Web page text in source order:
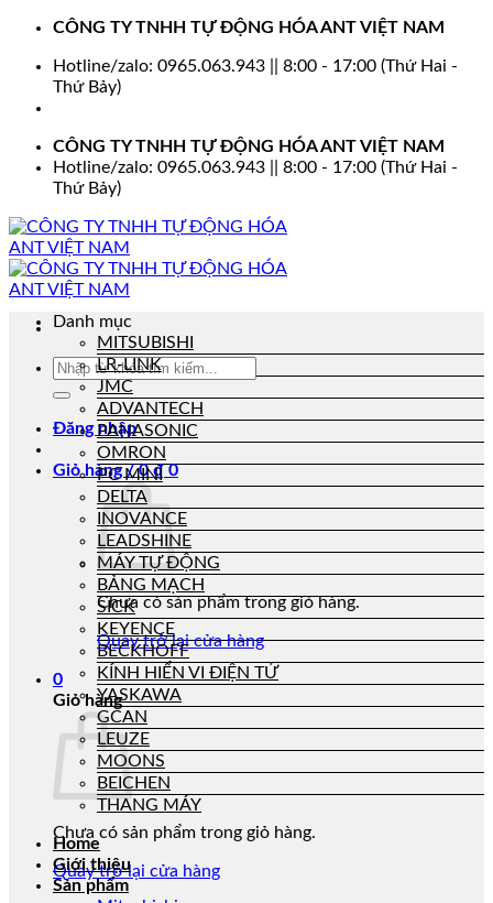
CÔNG TY TNHH TỰ ĐỘNG HÓA ANT VIỆT NAM
Hotline/zalo: 0965.063.943 || 8:00 - 17:00 (Thứ Hai -
Thứ Bảy)
CÔNG TY TNHH TỰ ĐỘNG HÓA ANT VIỆT NAM
Hotline/zalo: 0965.063.943 || 8:00 - 17:00 (Thứ Hai -
Thứ Bảy)
Tìm
kiếm:
Đăng nhập
Giỏ hàng /0₫ 0
Chưa có sản phẩm trong giỏ hàng.
Quay trở lại cửa hàng
0
Giỏ hàng
Chưa có sản phẩm trong giỏ hàng.
Quay trở lại cửa hàng
Danh mục
MITSUBISHI
LR-LINK
JMC
ADVANTECH
PANASONIC
OMRON
PC MINI
DELTA
INOVANCE
LEADSHINE
MÁY TỰ ĐỘNG
BẢNG MẠCH
SICK
KEYENCE
BECKHOFF
KÍNH HIỂN VI ĐIỆN TỬ
YASKAWA
GCAN
LEUZE
MOONS
BEICHEN
THANG MÁY
Home
Giới thiệu
Sản phẩm